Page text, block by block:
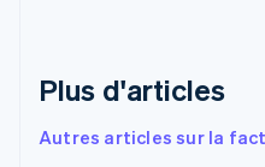
Plus d'articles
Autres articles sur la
Estonie
États-Unis